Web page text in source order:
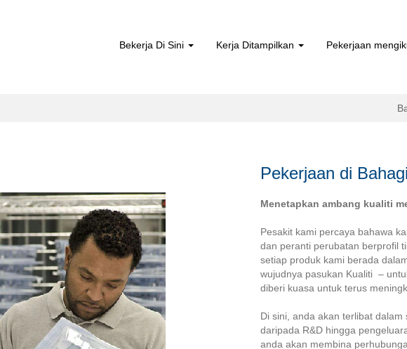
Bekerja Di Sini Kerja Ditampilkan Pekerjaan
Pekerjaan di
Menetapkan ambang kualiti
Pesakit kami percaya bahawa
dan peranti perubatan berprofil
setiap produk kami berada
wujudnya pasukan Kualiti –
diberi kuasa untuk terus
Di sini, anda akan terlibat
daripada R&D hingga
anda akan membina